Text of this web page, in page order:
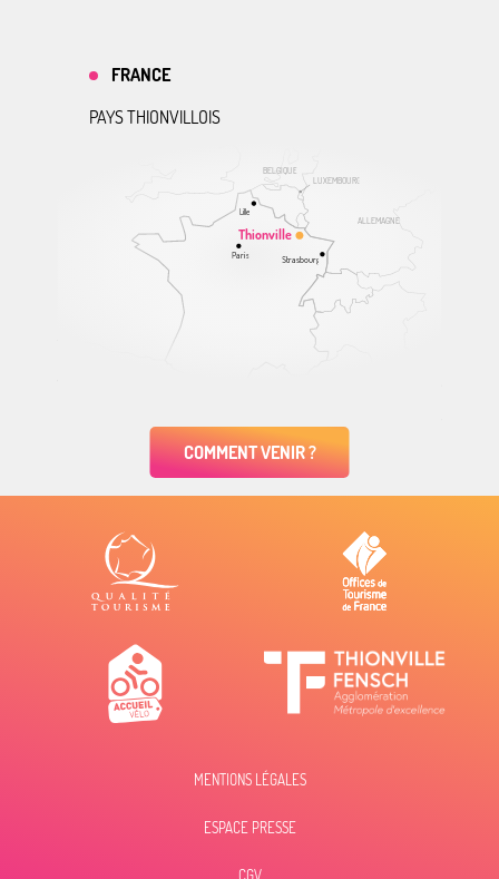
ALLEMAGNE
BELGIQUE
LUXEMBOURG
Thionville
Lille
Paris Strasbourg
FRANCE
PAYS THIONVILLOIS
COMMENT VENIR ?
MENTIONS LÉGALES
ESPACE PRESSE